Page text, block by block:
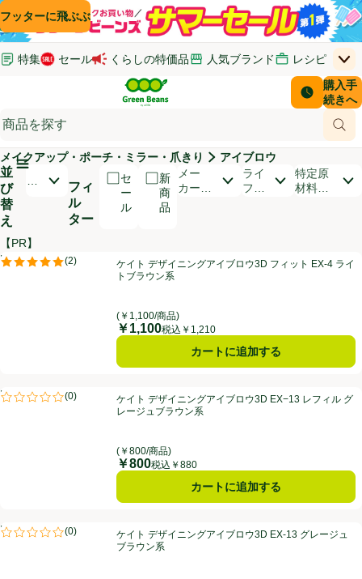
コンテンツに飛ぶ
検索に飛ぶ
フッターに飛ぶ
特集 セール くらしの特価品 人気ブランド レシピ
はじめてのお買い物ガイド
(新しいウィンドウで開く) (新しいウィンドウで開く)
サポート・ヘルプ・お問い合わせ
(新しいウィンドウで開く)
上
Green Beans
商
配送日時
購入手
続きへ
お客さ
￥0
メインメニュ―ボタン
メイクアップ・ポーチ・ミラー・爪きり アイブロウ
並
び
替
え
開いて並び替えオプションのリストを見る
順
フィ
ル
ター
セ
ー
ル
新
商
品
メー
カー・
ライ
フス
特定原
材料
商品リスト
【PR】
PR
PR
ケイト デザイニングアイブロウ3D フィット EX-4 ライトブラウン系
(2)
評価は2件のレビューで5点中5.0点。ケイト デザイニングアイブロウ3D フィット EX-4 ライ
トブラウン系
(￥1,100/商品)
価格
￥1,100税込￥1,210
カートに追加する
PR
PR
ケイト デザイニングアイブロウ3D EX−13 レフィル グレージュブラウ
(0)
評価は0件のレビューで5点中0.0点。ケイト デザイニングアイブロウ3D EX−13 レフィル グ
レージュブラウン系
(￥800/商品)
価格
￥800税込￥880
カートに追加する
PR
PR
ケイト デザイニングアイブロウ3D EX-13 グレージュブラウン系
(0)
評価は0件のレビューで5点中0.0点。ケイト デザイニングアイブロウ3D EX-13 グレージュ
ブラウン系